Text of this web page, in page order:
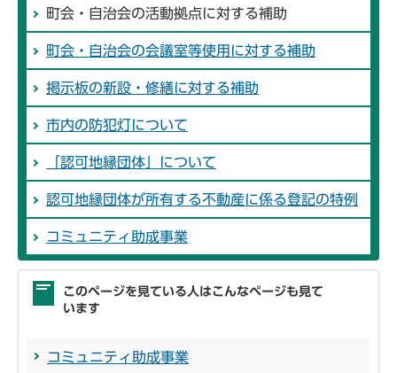
町会・自治会の活動拠点に対する補助
町会・自治会の会議室等使用に対する補助
掲示板の新設・修繕に対する補助
市内の防犯灯について
「認可地縁団体」について
認可地縁団体が所有する不動産に係る登記の特例
コミュニティ助成事業
このページを見ている人はこんなページも見て
います
コミュニティ助成事業